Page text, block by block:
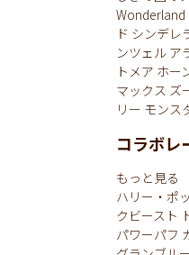
Wonderland
ド シンデレ
ンツェル ア
トメア ホー
マックス ズ
リー モンス
コラボレ
もっと見る
ハリー・ポ
クビースト
パワーパフ